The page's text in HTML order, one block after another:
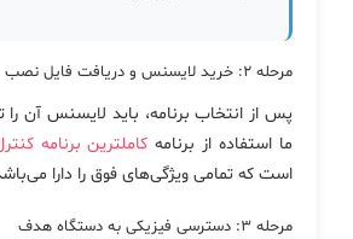
مرحله ۲: خرید لایسنس و دریافت فایل نصب
پس از انتخاب برنامه، باید لایسنس آن را
ما استفاده از برنامه کاملترین برنامه
است که تمامی ویژگی‌های فوق را دارا
مرحله ۳: دسترسی فیزیکی به دستگاه هدف